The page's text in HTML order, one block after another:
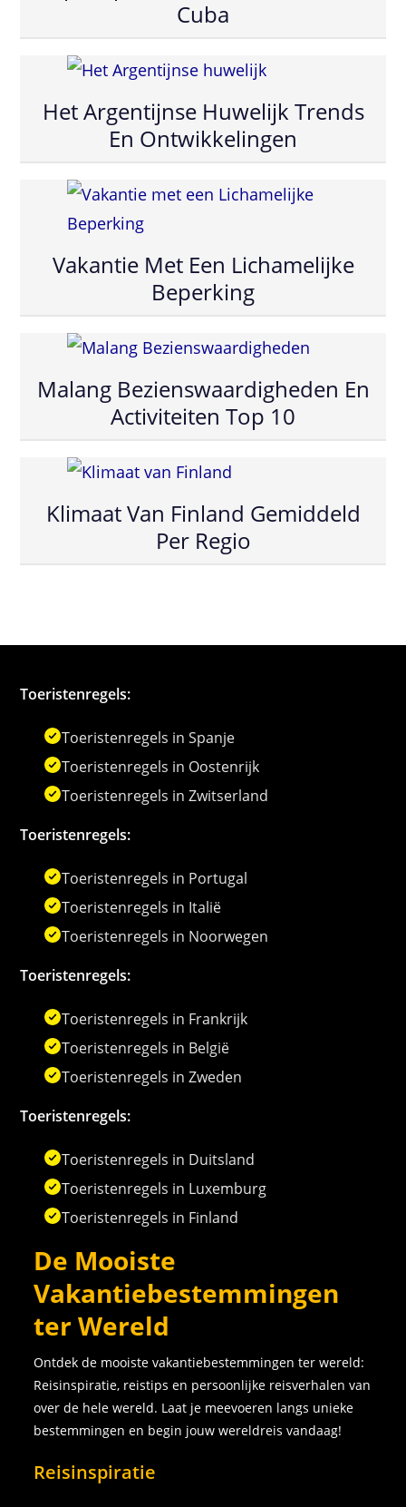
Cuba
Het Argentijnse Huwelijk Trends
En Ontwikkelingen
Vakantie Met Een Lichamelijke
Beperking
Malang Bezienswaardigheden En
Activiteiten Top 10
Klimaat Van Finland Gemiddeld
Per Regio
Toeristenregels:
Toeristenregels in Spanje
Toeristenregels in Oostenrijk
Toeristenregels in Zwitserland
Toeristenregels:
Toeristenregels in Portugal
Toeristenregels in Italië
Toeristenregels in Noorwegen
Toeristenregels:
Toeristenregels in Frankrijk
Toeristenregels in België
Toeristenregels in Zweden
Toeristenregels:
Toeristenregels in Duitsland
Toeristenregels in Luxemburg
Toeristenregels in Finland
De Mooiste
Vakantiebestemmingen
ter Wereld
Ontdek de mooiste vakantiebestemmingen ter wereld:
Reisinspiratie, reistips en persoonlijke reisverhalen van
over de hele wereld. Laat je meevoeren langs unieke
bestemmingen en begin jouw wereldreis vandaag!
Reisinspiratie